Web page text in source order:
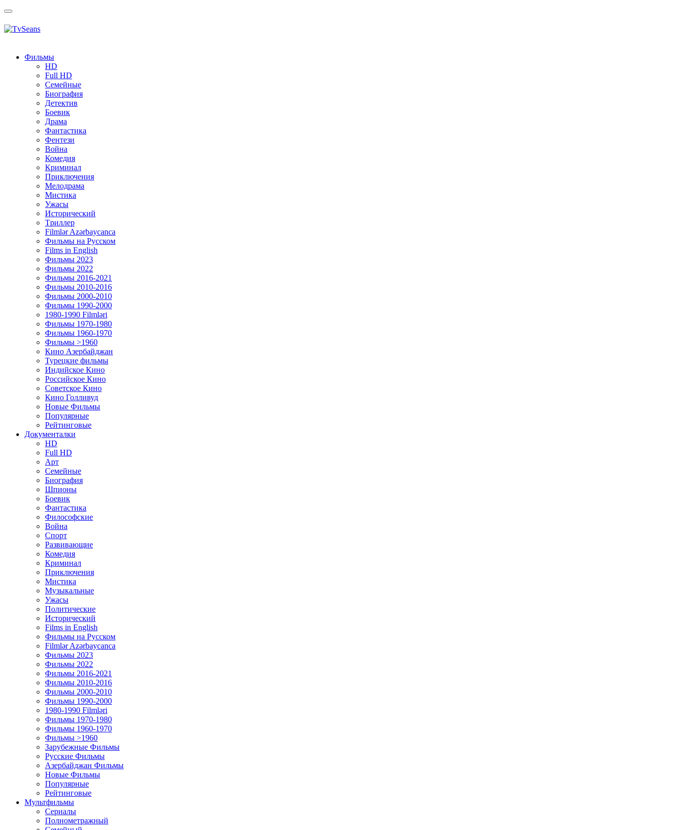
Toggle
Фильмы
HD
Full HD
Семейные
Биография
Детектив
Боевик
Драма
Фантастика
Фентези
Война
Комедия
Криминал
Приключения
Мелодрама
Мистика
Ужасы
Исторический
Tриллер
Filmlər Azərbaycanca
Фильмы на Русском
Films in English
Фильмы 2023
Фильмы 2022
Фильмы 2016-2021
Фильмы 2010-2016
Фильмы 2000-2010
Фильмы 1990-2000
1980-1990 Filmləri
Фильмы 1970-1980
Фильмы 1960-1970
Фильмы >1960
Кино Азербайджан
Турецкие фильмы
Индийское Кино
Российское Кино
Советское Кино
Кино Голливуд
Новые Фильмы
Популярные
Рейтинговые
Документалки
HD
Full HD
Арт
Семейные
Биография
Шпионы
Боевик
Фантастика
Философские
Война
Спорт
Развивающие
Комедия
Криминал
Приключения
Мистика
Музыкальные
Ужасы
Политические
Исторический
Films in English
Фильмы на Русском
Filmlər Azərbaycanca
Фильмы 2023
Фильмы 2022
Фильмы 2016-2021
Фильмы 2010-2016
Фильмы 2000-2010
Фильмы 1990-2000
1980-1990 Filmləri
Фильмы 1970-1980
Фильмы 1960-1970
Фильмы >1960
Зарубежные Фильмы
Русские Фильмы
Азербайджан Фильмы
Новые Фильмы
Популярные
Рейтинговые
Мультфильмы
Сериалы
Полнометражный